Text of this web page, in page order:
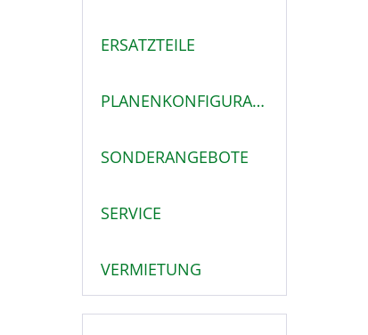
ERSATZTEILE
PLANENKONFIGURATOR
SONDERANGEBOTE
SERVICE
VERMIETUNG